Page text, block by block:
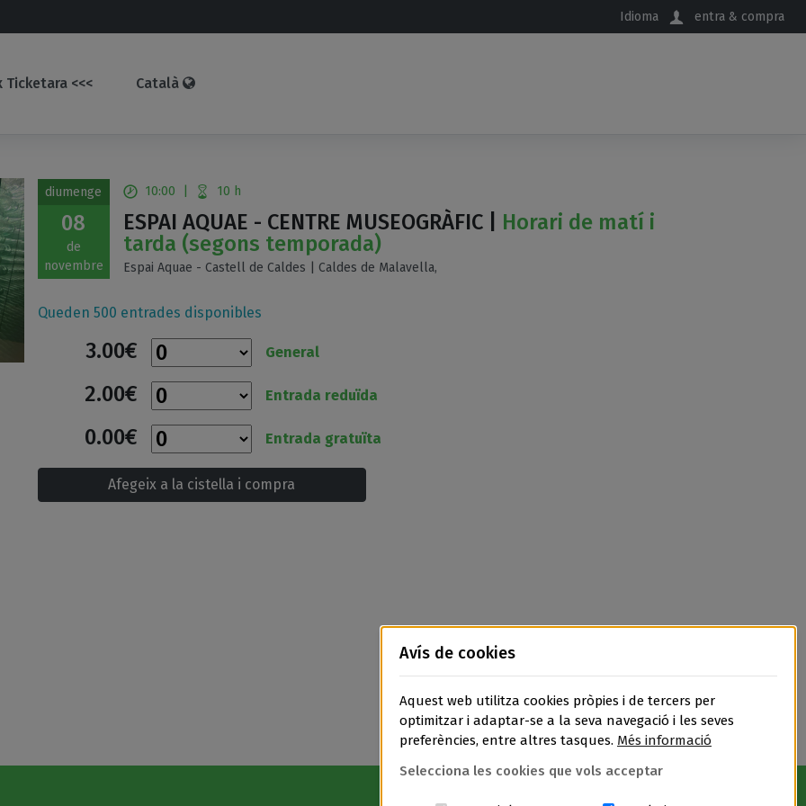
Idioma entra & compra
Ticketara <<< Català
diumenge
08
de
novembre
10:00 10 h
ESPAI AQUAE - CENTRE MUSEOGRÀFIC | Horari de matí i
tarda (segons temporada)
Espai Aquae - Castell de Caldes | Caldes de Malavella,
Queden 500 entrades disponibles
3.00€ General
2.00€ Entrada reduïda
0.00€ Entrada gratuïta
Afegeix a la cistella i compra
Avís de cookies
Aquest web utilitza cookies pròpies i de tercers per
optimitzar i adaptar-se a la seva navegació i les seves
preferències, entre altres tasques. Més informació
Selecciona les cookies que vols acceptar